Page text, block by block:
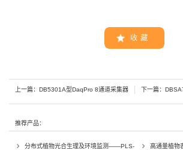
收 藏
上一篇： DB5301A型DaqPro 8通道采集器 下一篇：
推荐产品：
分布式植物光合生理及环境监测——PLS-
高通量植